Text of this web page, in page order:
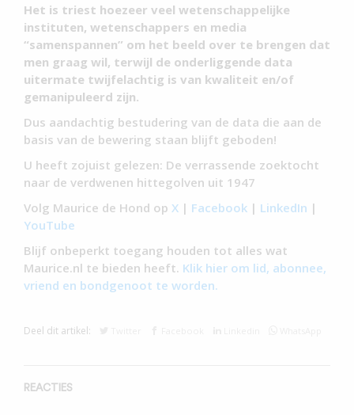
Het is triest hoezeer veel wetenschappelijke
instituten, wetenschappers en media
“samenspannen” om het beeld over te brengen dat
men graag wil, terwijl de onderliggende data
uitermate twijfelachtig is van kwaliteit en/of
gemanipuleerd zijn.
Dus aandachtig bestudering van de data die aan de
basis van de bewering staan blijft geboden!
U heeft zojuist gelezen: De verrassende zoektocht
naar de verdwenen hittegolven uit 1947
Volg Maurice de Hond op X | Facebook | LinkedIn |
YouTube
Blijf onbeperkt toegang houden tot alles wat
Maurice.nl te bieden heeft. Klik hier om lid, abonnee,
vriend en bondgenoot te worden.
Deel dit artikel:
REACTIES